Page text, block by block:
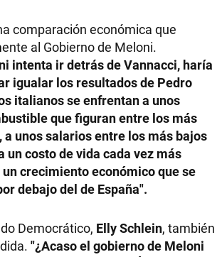
comparación económica que
al Gobierno de Meloni.
intenta ir detrás de Vannacci, haría
igualar los resultados de Pedro
italianos se enfrentan a unos
que figuran entre los más
a unos salarios entre los más bajos
un costo de vida cada vez más
crecimiento económico que se
debajo del de España".
Democrático, Elly Schlein, también
"¿Acaso el gobierno de Meloni